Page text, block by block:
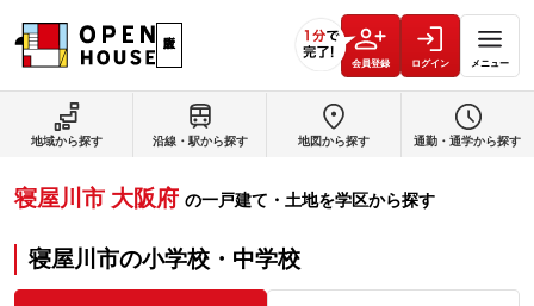
会員登録 ログイン メニュー
地域から探す 沿線・駅から探す 地図から探す 通勤・通学から探す
寝屋川市 大阪府 の一戸建て・土地を学区から探す
寝屋川市の小学校・中学校